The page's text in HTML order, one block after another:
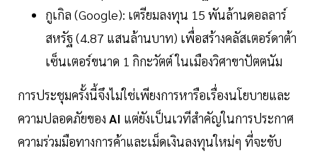
กูเกิล (Google): เตรียมลงทุน 15 พันล้านดอลลาร์
สหรัฐ (4.87 แสนล้านบาท) เพื่อสร้างคลัสเตอร์ดาต้า
เซ็นเตอร์ขนาด 1 กิกะวัตต์ ในเมืองวิศาขาปัตตนัม
การประชุมครั้งนี้จึงไม่ใช่เพียงการหารือเรื่องนโยบายและ
ความปลอดภัยของ AI แต่ยังเป็นเวทีสำคัญในการประกาศ
ความร่วมมือทางการค้าและเม็ดเงินลงทุนใหม่ๆ ที่จะขับ